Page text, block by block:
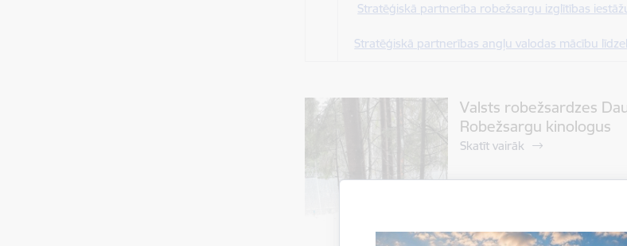
Stratēģiskā partnerība robežsargu izglītības
Stratēģiskā partnerības angļu valodas mācību
Valsts robežsardzes
Robežsargu kinologus
Skatīt vairāk